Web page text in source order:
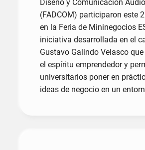
Diseño y Comunicación
(FADCOM) participaron este
en la Feria de Mininegocios
iniciativa desarrollada en el
Gustavo Galindo Velasco
el espíritu emprendedor y
universitarios poner en
ideas de negocio en un